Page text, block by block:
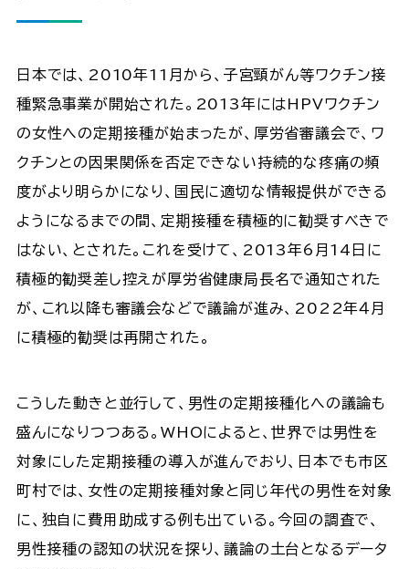
日本では、2010年11月から、子宮頸がん等ワクチン接
種緊急事業が開始された。2013年にはHPVワクチン
の女性への定期接種が始まったが、厚労省審議会で、ワ
クチンとの因果関係を否定できない持続的な疼痛の頻
度がより明らかになり、国民に適切な情報提供ができる
ようになるまでの間、定期接種を積極的に勧奨すべきで
はない、とされた。これを受けて、2013年6月14日に
積極的勧奨差し控えが厚労省健康局長名で通知された
が、これ以降も審議会などで議論が進み、2022年４月
に積極的勧奨は再開された。
こうした動きと並行して、男性の定期接種化への議論も
盛んになりつつある。WHOによると、世界では男性を
対象にした定期接種の導入が進んでおり、日本でも市区
町村では、女性の定期接種対象と同じ年代の男性を対象
に、独自に費用助成する例も出ている。今回の調査で、
男性接種の認知の状況を探り、議論の土台となるデータ